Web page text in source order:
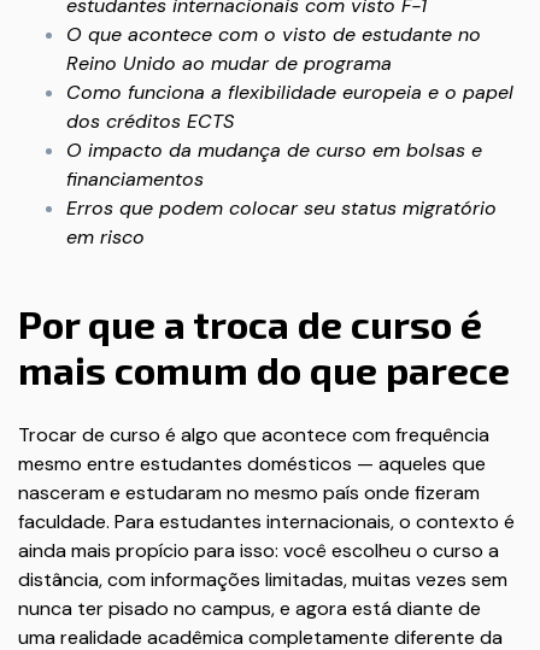
estudantes internacionais com visto F-1
O que acontece com o visto de estudante no
Reino Unido ao mudar de programa
Como funciona a flexibilidade europeia e o papel
dos créditos ECTS
O impacto da mudança de curso em bolsas e
financiamentos
Erros que podem colocar seu status migratório
em risco
Por que a troca de curso é
mais comum do que parece
Trocar de curso é algo que acontece com frequência
mesmo entre estudantes domésticos — aqueles que
nasceram e estudaram no mesmo país onde fizeram
faculdade. Para estudantes internacionais, o contexto é
ainda mais propício para isso: você escolheu o curso a
distância, com informações limitadas, muitas vezes sem
nunca ter pisado no campus, e agora está diante de
uma realidade acadêmica completamente diferente da